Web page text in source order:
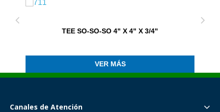
TEE SO-SO-SO 4" X 4" X 3/4"
VER MÁS
Canales de Atención